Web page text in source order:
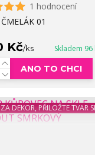
1 hodnocení
01
Kč/ks Skladem 96
ANO TO CHCI
DEKOR, PŘILOŽTE TVAR